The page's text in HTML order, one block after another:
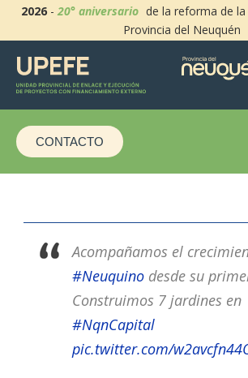
2026-20° aniversario de la reforma de
Provincia del Neuquén
CONTACTO
Acompañamos el
#Neuquino desde su
Construimos 7 jardines en
#NqnCapital
pic.twitter.com/